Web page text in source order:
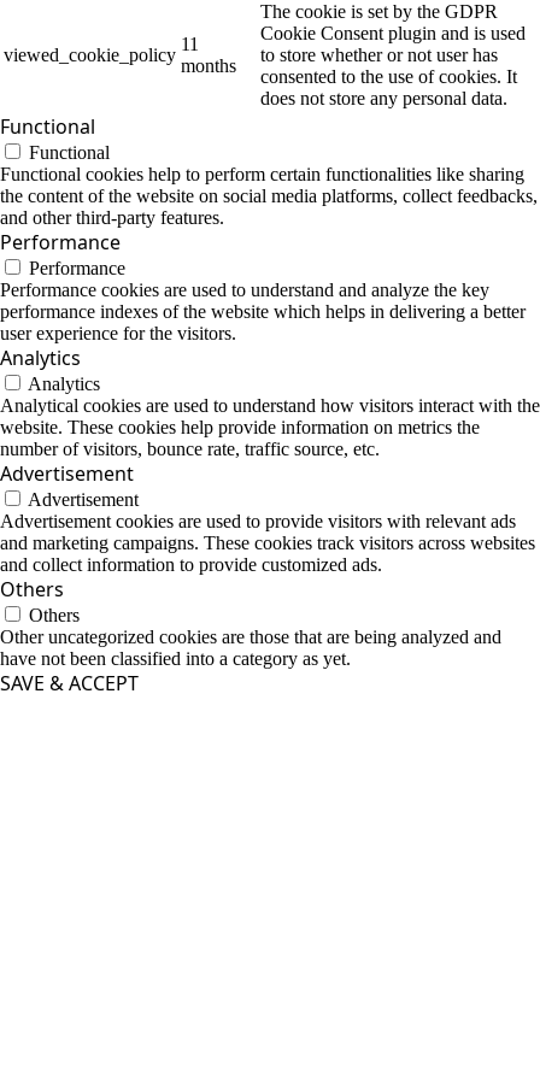
viewed_cookie_policy
11
months
The cookie is set by the GDPR
Cookie Consent plugin and is used
to store whether or not user has
consented to the use of cookies. It
does not store any personal data.
Functional
Functional
Functional cookies help to perform certain functionalities like sharing
the content of the website on social media platforms, collect feedbacks,
and other third-party features.
Performance
Performance
Performance cookies are used to understand and analyze the key
performance indexes of the website which helps in delivering a better
user experience for the visitors.
Analytics
Analytics
Analytical cookies are used to understand how visitors interact with the
website. These cookies help provide information on metrics the
number of visitors, bounce rate, traffic source, etc.
Advertisement
Advertisement
Advertisement cookies are used to provide visitors with relevant ads
and marketing campaigns. These cookies track visitors across websites
and collect information to provide customized ads.
Others
Others
Other uncategorized cookies are those that are being analyzed and
have not been classified into a category as yet.
SAVE & ACCEPT